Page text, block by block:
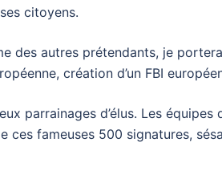
citoyens.
des autres prétendants, je
création d’un FBI
parrainages d’élus. Les équipes
fameuses 500 signatures,